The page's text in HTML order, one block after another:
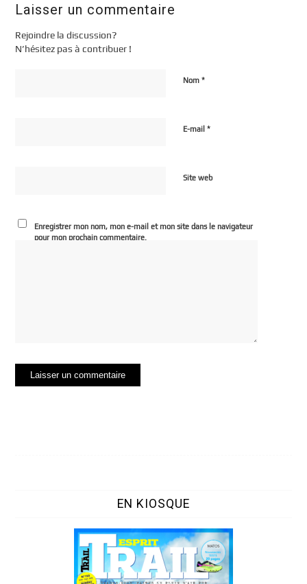
Laisser un commentaire
Rejoindre la discussion?
N’hésitez pas à contribuer !
Nom*
E-mail*
Site web
Enregistrer mon nom, mon e-mail et mon site dans le navigateur
pour mon prochain commentaire.
EN KIOSQUE